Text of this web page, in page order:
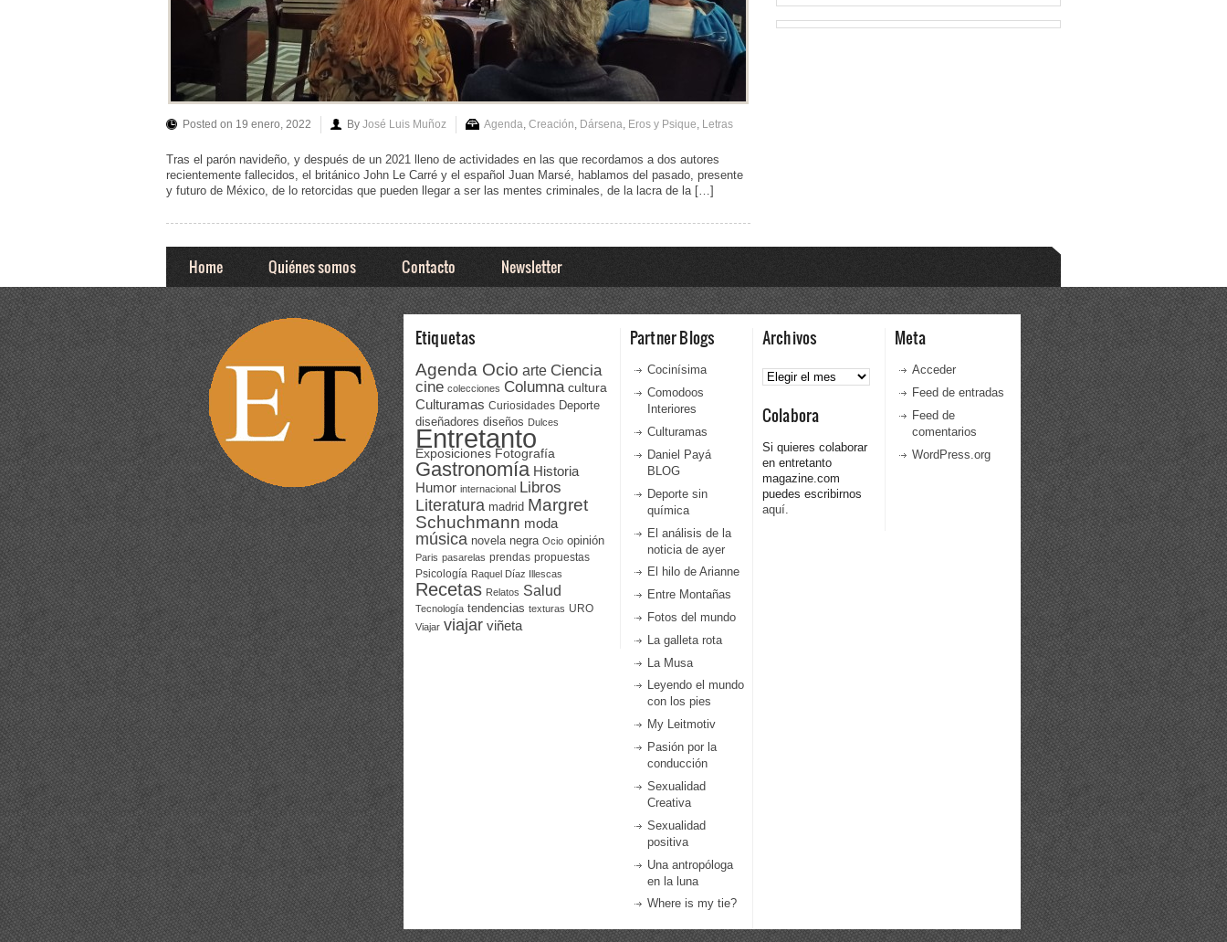
Posted on 19 enero, 2022 By José Luis Muñoz Agenda Creación Dársena Eros y Psique Letras
Tras el parón navideño, y después de un 2021 lleno de actividades en las que recordamos a dos autores
recientemente fallecidos, el británico John Le Carré y el español Juan Marsé, hablamos del pasado, presente
y futuro de México, de lo retorcidas que pueden llegar a ser las mentes criminales, de la lacra de la […]
Home Quiénes somos Contacto Newsletter
Etiquetas
Agenda Ocio arte Ciencia
cine colecciones Columna cultura
Culturamas Curiosidades Deporte
diseñadores diseños Dulces
Entretanto
Exposiciones Fotografía
Gastronomía Historia
Humor internacional Libros
Literatura madrid Margret
Schuchmann moda
música novela negra Ocio opinión
Paris pasarelas prendas propuestas
Psicología Raquel Díaz Illescas
Recetas Relatos Salud
Tecnología tendencias texturas URO
Viajar viajar viñeta
Partner Blogs
Cocinísima
Comodoos
Interiores
Culturamas
Daniel Payá
BLOG
Deporte sin
química
El análisis de la
noticia de ayer
El hilo de Arianne
Entre Montañas
Fotos del mundo
La galleta rota
La Musa
Leyendo el mundo
con los pies
My Leitmotiv
Pasión por la
conducción
Sexualidad
Creativa
Sexualidad
positiva
Una antropóloga
en la luna
Where is my tie?
Archivos
Archivos
Colabora
Si quieres colaborar
en entretanto
magazine.com
puedes escribirnos
aquí.
Meta
Acceder
Feed de entradas
Feed de
comentarios
WordPress.org